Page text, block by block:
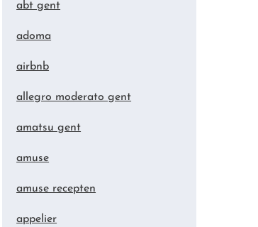
abt gent
adoma
airbnb
allegro moderato gent
amatsu gent
amuse
amuse recepten
appelier